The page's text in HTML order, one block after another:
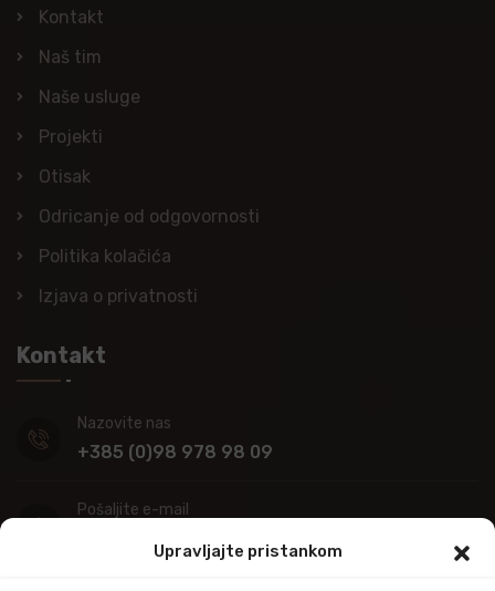
Upravljajte pristankom
Kontakt
Naš tim
Naše usluge
Projekti
Otisak
Odricanje od odgovornosti
Politika kolačića
Izjava o privatnosti
Kontakt
Nazovite nas
+385 (0)98 978 98 09
Pošaljite e-mail